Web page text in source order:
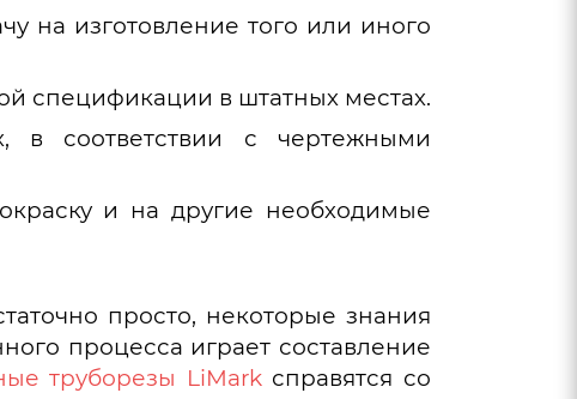
на изготовление того или иного
спецификации в штатных местах.
в соответствии с чертежными
и на другие необходимые
просто, некоторые знания
процесса играет составление
труборезы LiMarkсправятся со